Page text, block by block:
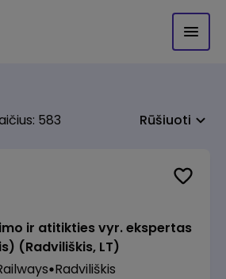
583 Rūšiuoti
ir atitikties vyr. ekspertas
(Radviliškis, LT)
Radviliškis